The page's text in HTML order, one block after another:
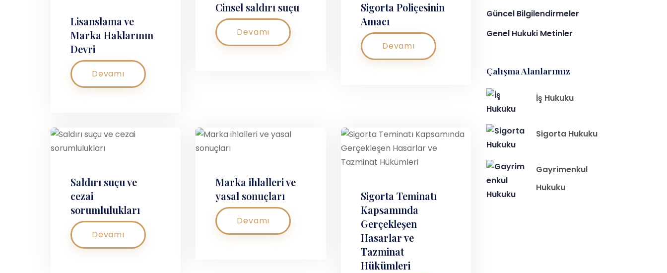
Lisanslama ve
Marka Haklarının
Devri
Devamı
Cinsel saldırı suçu
Devamı
Sigorta Poliçesinin
Amacı
Devamı
Saldırı suçu ve
cezai
sorumlulukları
Devamı
Marka ihlalleri ve
yasal sonuçları
Devamı
Sigorta Teminatı
Kapsamında
Gerçekleşen
Hasarlar ve
Tazminat
Hükümleri
Güncel Bilgilendirmeler
Genel Hukuki Metinler
Çalışma Alanlarımız
İş Hukuku
Sigorta Hukuku
Gayrimenkul
Hukuku